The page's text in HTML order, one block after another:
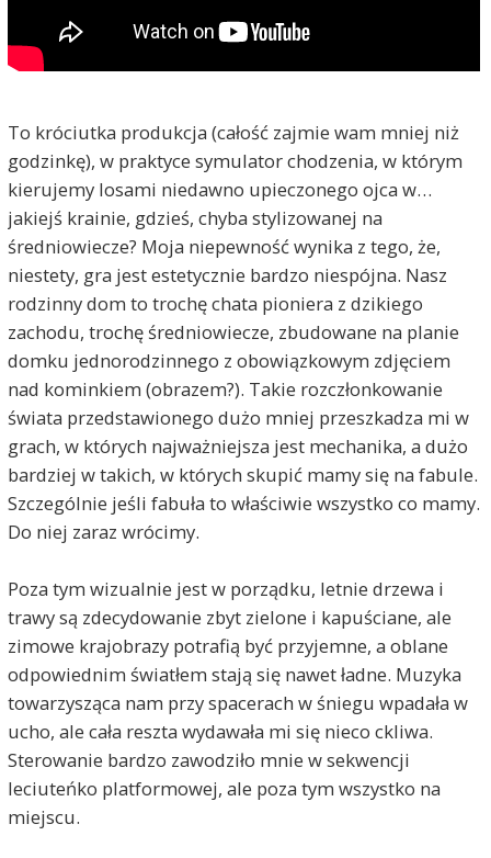
To króciutka produkcja (całość zajmie wam mniej niż
godzinkę), w praktyce symulator chodzenia, w którym
kierujemy losami niedawno upieczonego ojca w…
jakiejś krainie, gdzieś, chyba stylizowanej na
średniowiecze? Moja niepewność wynika z tego, że,
niestety, gra jest estetycznie bardzo niespójna. Nasz
rodzinny dom to trochę chata pioniera z dzikiego
zachodu, trochę średniowiecze, zbudowane na planie
domku jednorodzinnego z obowiązkowym zdjęciem
nad kominkiem (obrazem?). Takie rozczłonkowanie
świata przedstawionego dużo mniej przeszkadza mi w
grach, w których najważniejsza jest mechanika, a dużo
bardziej w takich, w których skupić mamy się na fabule.
Szczególnie jeśli fabuła to właściwie wszystko co mamy.
Do niej zaraz wrócimy.
Poza tym wizualnie jest w porządku, letnie drzewa i
trawy są zdecydowanie zbyt zielone i kapuściane, ale
zimowe krajobrazy potrafią być przyjemne, a oblane
odpowiednim światłem stają się nawet ładne. Muzyka
towarzysząca nam przy spacerach w śniegu wpadała w
ucho, ale cała reszta wydawała mi się nieco ckliwa.
Sterowanie bardzo zawodziło mnie w sekwencji
leciuteńko platformowej, ale poza tym wszystko na
miejscu.